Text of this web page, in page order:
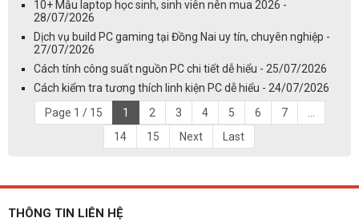
10+ Mẫu laptop học sinh, sinh viên nên mua 2026 -
28/07/2026
Dịch vụ build PC gaming tại Đồng Nai uy tín, chuyên nghiệp -
27/07/2026
Cách tính công suất nguồn PC chi tiết dễ hiểu - 25/07/2026
Cách kiểm tra tương thích linh kiện PC dễ hiểu - 24/07/2026
Page 1 / 15
1 2 3 4 5 6 7
14
15 Next Last
THÔNG TIN LIÊN HỆ